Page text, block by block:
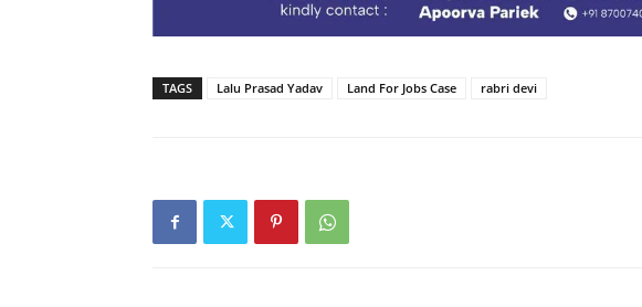
TAGS Lalu Prasad Yadav Land For Jobs Case rabri devi